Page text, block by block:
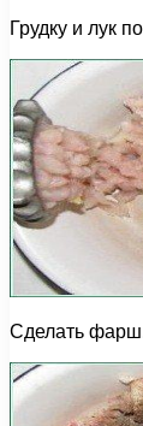
Грудку и лук
Сделать